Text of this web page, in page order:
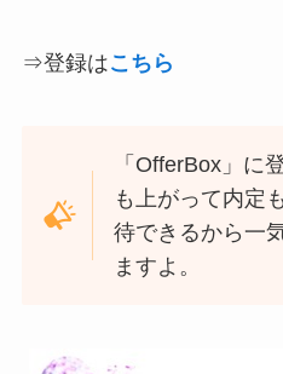
⇒登録はこちら
「OfferBox」に
も上がって内定
待できるから一
ますよ。